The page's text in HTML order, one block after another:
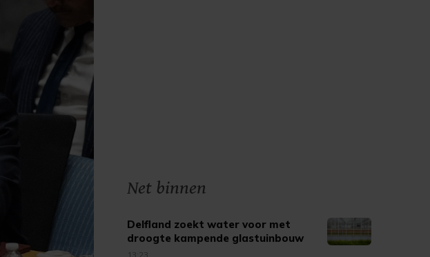
Net binnen
Delfland zoekt water voor met
droogte kampende glastuinbouw
13:23